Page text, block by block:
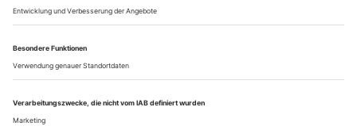
Hilfsmittel, um ihn umzusetzen. Der adoleszente Alkoholiker
Darko ist ein widerwillig Überlebender, der nur manchmal
und viel zu kurz die Courage zum Suizid hat, sonst aber gern
andere dazu ermutigt. Zum Beispiel Ulrike, die irgendwann
vom Hochhaus springt....